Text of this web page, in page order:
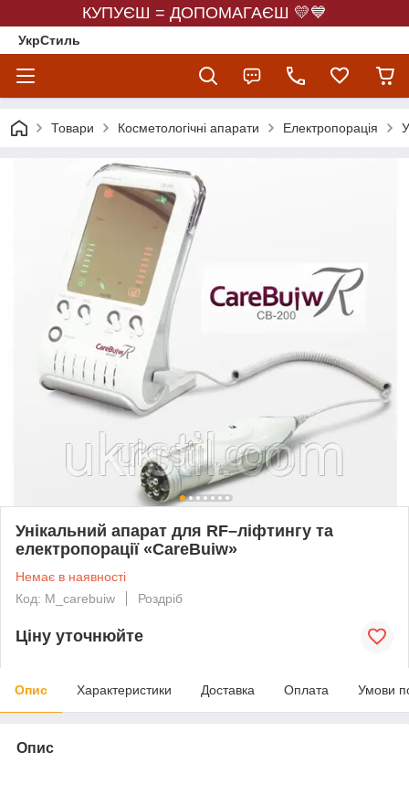
КУПУЄШ = ДОПОМАГАЄШ 💛💙
УкрСтиль
Товари Косметологічні апарати Електропорація
Унікальний апарат для RF–ліфтингу та
електропорації «CareBuiw»
Немає в наявності
Код: M_carebuiw
Роздріб
Ціну уточнюйте
Опис Характеристики Доставка Оплата Умови
Опис